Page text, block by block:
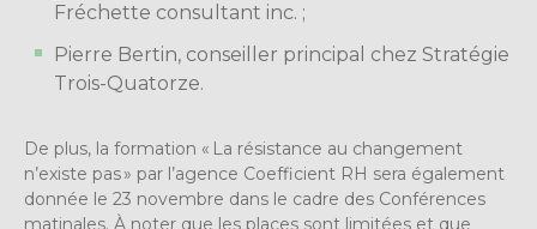
Fréchette consultant inc. ;
Pierre Bertin, conseiller principal chez Stratégie
Trois-Quatorze.
De plus, la formation « La résistance au changement
n’existe pas » par l’agence Coefficient RH sera également
donnée le 23 novembre dans le cadre des Conférences
matinales. À noter que les places sont limitées et que